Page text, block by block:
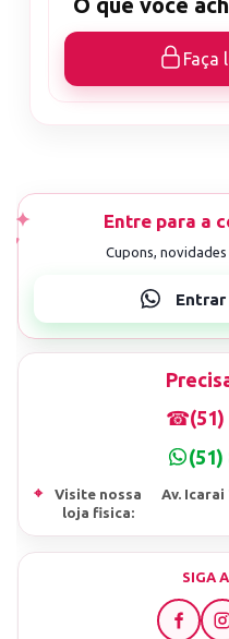
Faça
☎(51)
(51)
⌖
Visite nossa
loja fisica:
Av. Icarai
SIGA